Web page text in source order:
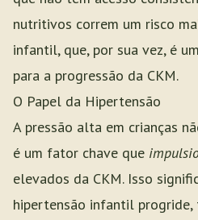
nutritivos correm um risco
infantil, que, por sua vez, é
para a progressão da CKM.
O Papel da Hipertensão
A pressão alta em crianças
é um fator chave que
elevados da CKM. Isso
hipertensão infantil progride,